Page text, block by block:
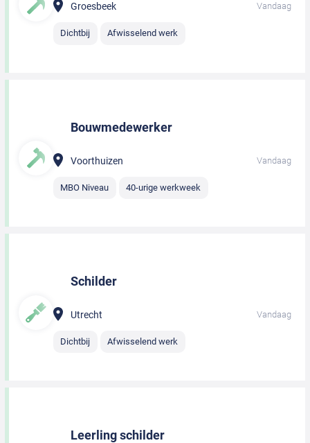
Groesbeek Vandaag
Dichtbij Afwisselend werk
Bouwmedewerker
Voorthuizen Vandaag
MBO Niveau 40-urige werkweek
Schilder
Utrecht Vandaag
Dichtbij Afwisselend werk
Leerling schilder